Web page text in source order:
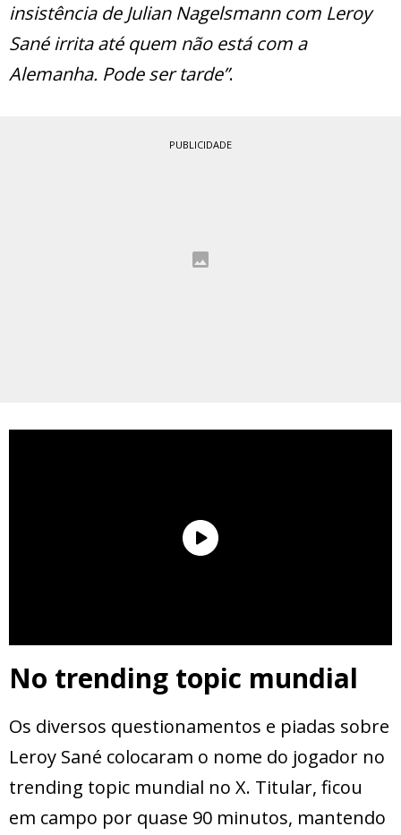
insistência de Julian Nagelsmann com Leroy
Sané irrita até quem não está com a
Alemanha. Pode ser tarde”.
PUBLICIDADE
No trending topic mundial
Os diversos questionamentos e piadas sobre
Leroy Sané colocaram o nome do jogador no
trending topic mundial no X. Titular, ficou
em campo por quase 90 minutos, mantendo